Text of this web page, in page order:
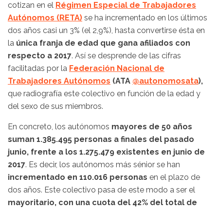
cotizan en el Régimen Especial de Trabajadores
Autónomos (RETA) se ha incrementado en los últimos
dos años casi un 3% (el 2,9%), hasta convertirse ésta en
la única franja de edad que gana afiliados con
respecto a 2017. Así se desprende de las cifras
facilitadas por la Federación Nacional de
Trabajadores Autónomos (ATA @autonomosata),
que radiografía este colectivo en función de la edad y
del sexo de sus miembros.
En concreto, los autónomos mayores de 50 años
suman 1.385.495 personas a finales del pasado
junio, frente a los 1.275.479 existentes en junio de
2017. Es decir, los autónomos más sénior se han
incrementado en 110.016 personas en el plazo de
dos años. Este colectivo pasa de este modo a ser el
mayoritario, con una cuota del 42% del total de